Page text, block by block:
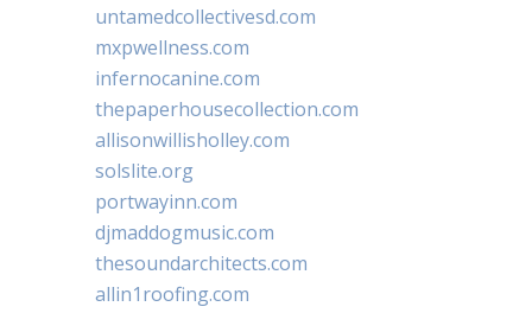
untamedcollectivesd.com
mxpwellness.com
infernocanine.com
thepaperhousecollection.com
allisonwillisholley.com
solslite.org
portwayinn.com
djmaddogmusic.com
thesoundarchitects.com
allin1roofing.com